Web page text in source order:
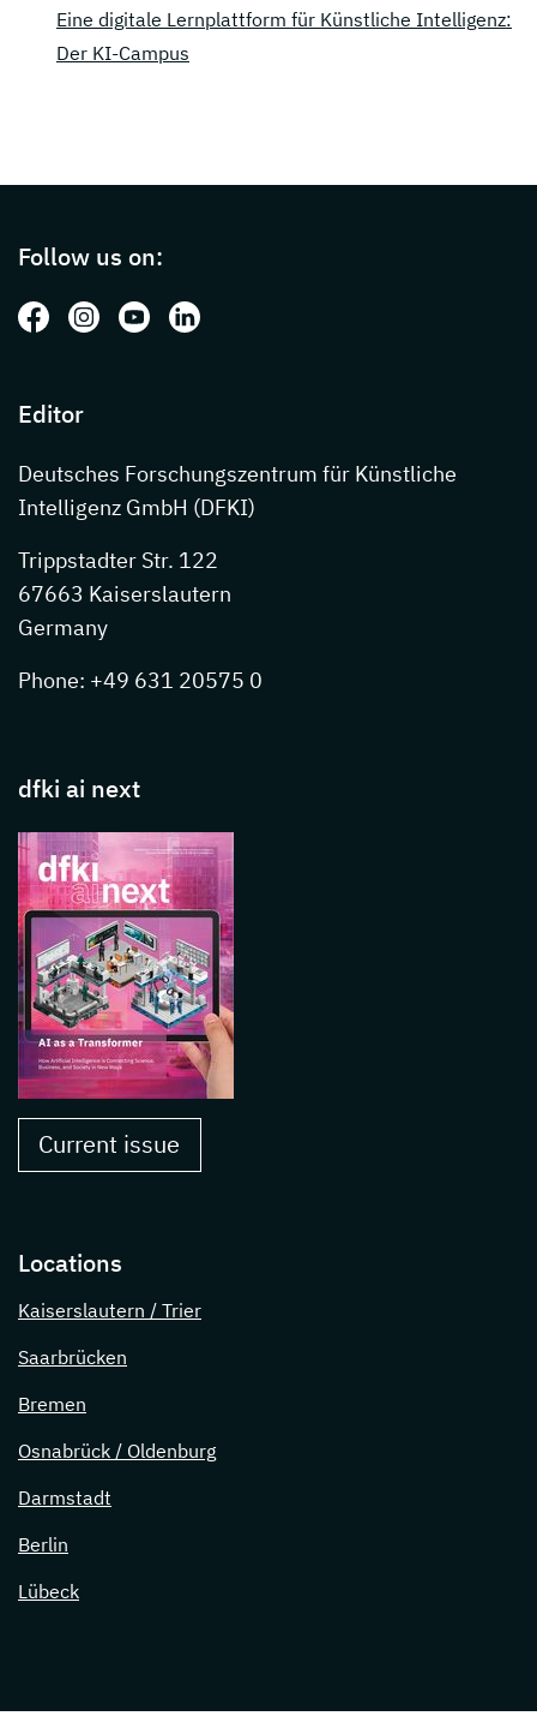
Eine digitale Lernplattform für Künstliche Intelligenz:
Der KI-Campus
Follow us on:
Follow us on: Facebook
Follow us on: Instagram
Follow us on: Youtube
Follow us on: LinkedIn
Editor
Deutsches Forschungszentrum für Künstliche
Intelligenz GmbH (DFKI)
Trippstadter Str. 122
67663 Kaiserslautern
Germany
Phone: +49 631 20575 0
dfki ai next
Current issue
Locations
Kaiserslautern / Trier
Saarbrücken
Bremen
Osnabrück / Oldenburg
Darmstadt
Berlin
Lübeck